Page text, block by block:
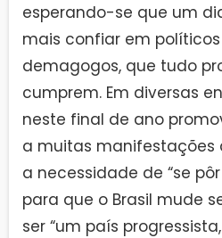
esperando-se que um
mais confiar em
demagogos, que tudo
cumprem. Em diversas
neste final de ano
a muitas manifestações
a necessidade de “se
para que o Brasil mude
ser “um país